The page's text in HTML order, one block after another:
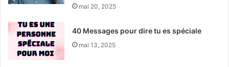
mai 20, 2025
40 Messages pour dire tu es spéciale
mai 13, 2025